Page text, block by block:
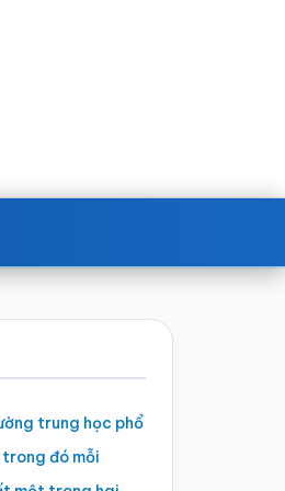
trung học phổ
đó mỗi